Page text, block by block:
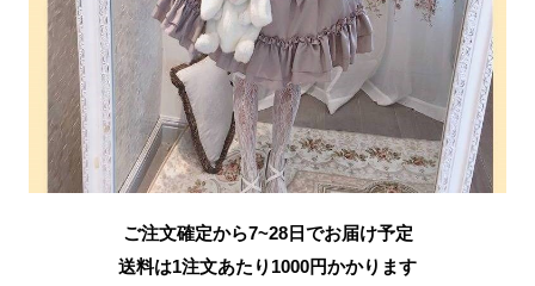
ご注文確定から7~28日でお届け予定
送料は1注文あたり 1000円かかります